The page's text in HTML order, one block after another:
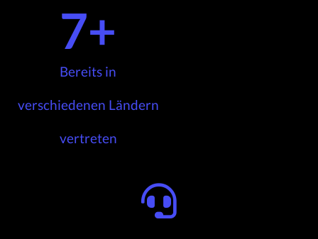
7+
Bereits in
verschiedenen Ländern
vertreten